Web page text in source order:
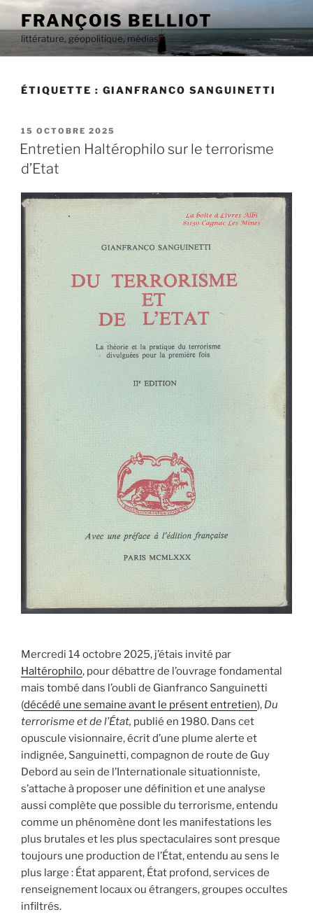
Aller
contenu
principal
FRANÇOIS BELLIOT
littérature, géopolitique, médias
ÉTIQUETTE : GIANFRANCO SANGUINETTI
PUBLIÉ
LE
15 OCTOBRE 2025
Entretien Haltérophilo sur le terrorisme
d’Etat
Mercredi 14 octobre 2025, j’étais invité par
Haltérophilo, pour débattre de l’ouvrage fondamental
mais tombé dans l’oubli de Gianfranco Sanguinetti
(décédé une semaine avant le présent entretien), Du
terrorisme et de l’État, publié en 1980. Dans cet
opuscule visionnaire, écrit d’une plume alerte et
indignée, Sanguinetti, compagnon de route de Guy
Debord au sein de l’Internationale situationniste,
s’attache à proposer une définition et une analyse
aussi complète que possible du terrorisme, entendu
comme un phénomène dont les manifestations les
plus brutales et les plus spectaculaires sont presque
toujours une production de l’État, entendu au sens le
plus large : État apparent, État profond, services de
renseignement locaux ou étrangers, groupes occultes
infiltrés.